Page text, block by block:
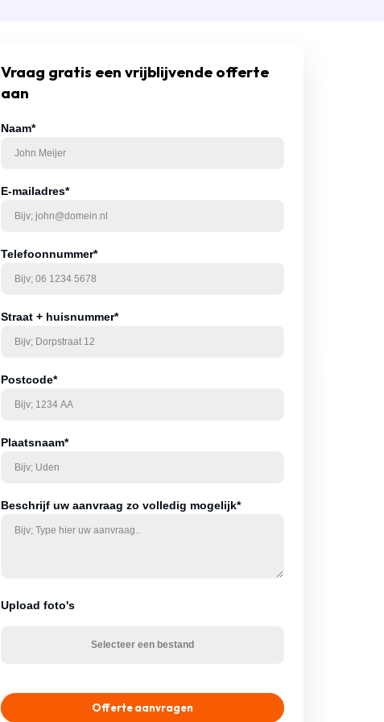
Vraag gratis een vrijblijvende offerte
aan
Naam*
E-mailadres*
Telefoonnummer*
Straat + huisnummer*
Postcode*
Plaatsnaam*
Beschrijf uw aanvraag zo volledig mogelijk*
Upload foto's